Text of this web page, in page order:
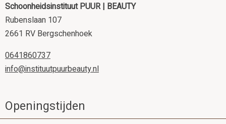
Schoonheidsinstituut PUUR | BEAUTY
Rubenslaan 107
2661 RV Bergschenhoek
0641860737
info@instituutpuurbeauty.nl
Openingstijden